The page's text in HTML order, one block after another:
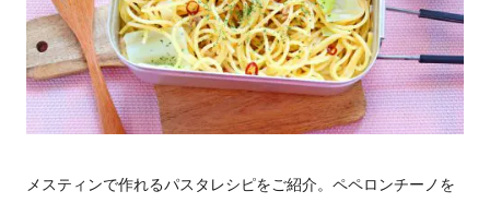
メスティンで作れるパスタレシピをご紹介。ペペロンチーノを